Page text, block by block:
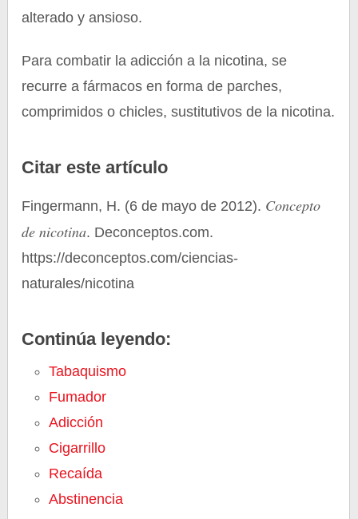
alterado y ansioso.
Para combatir la adicción a la nicotina, se
recurre a fármacos en forma de parches,
comprimidos o chicles, sustitutivos de la nicotina.
Citar este artículo
Fingermann, H. (6 de mayo de 2012). Concepto
de nicotina. Deconceptos.com.
https://deconceptos.com/ciencias-
naturales/nicotina
Continúa leyendo:
Tabaquismo
Fumador
Adicción
Cigarrillo
Recaída
Abstinencia